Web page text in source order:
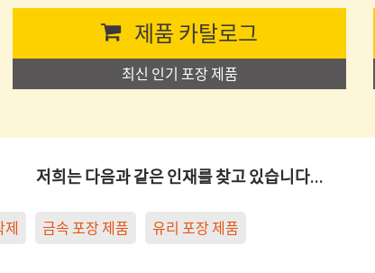
제품 카탈로그
최신 인기 포장 제품
저희는 다음과 같은 인재를 찾고 있습니다…
제 금속 포장 제품 유리 포장 제품